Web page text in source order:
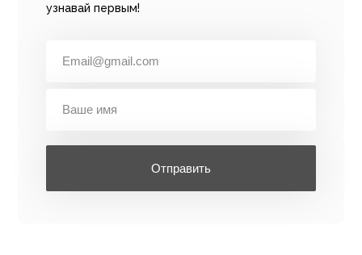
узнавай первым!
Отправить